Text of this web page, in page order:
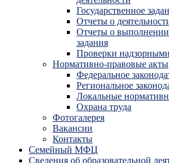
Государственное
Отчеты о
Отчеты о выполнении
задания
Проверки
Нормативно-правовые акты
Федеральное
Региональное
Локальные
Охрана труда
Фотогалерея
Вакансии
Контакты
Семейный МФЦ
Сведения об образовательной